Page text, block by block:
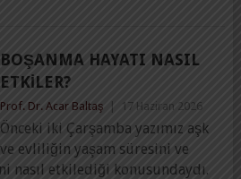
BOŞANMA HAYATI NASIL
ETKILER?
Prof. Dr. Acar Baltaş 17 Haziran 2026
Önceki iki Çarşamba yazımız aşk
ve evliliğin yaşam süresini ve
nasıl etkilediği konusundaydı.